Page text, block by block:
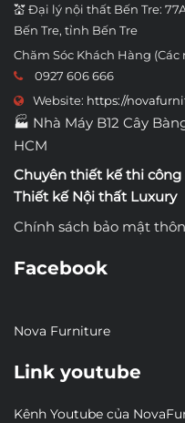
💒 Đại lý nội thất Bến Tre:
Bến Tre, tỉnh Bến Tre
Chăm Sóc Khách Hàng
0927 606 666
Website: https://
🏭 Nhà Máy B12 Cây
HCM
Chuyên thiết kế thi công
Thiết kế Nội thất Luxury
Chính sách bảo mật
Facebook
Nova Furniture
Link youtube
Kênh Youtube của